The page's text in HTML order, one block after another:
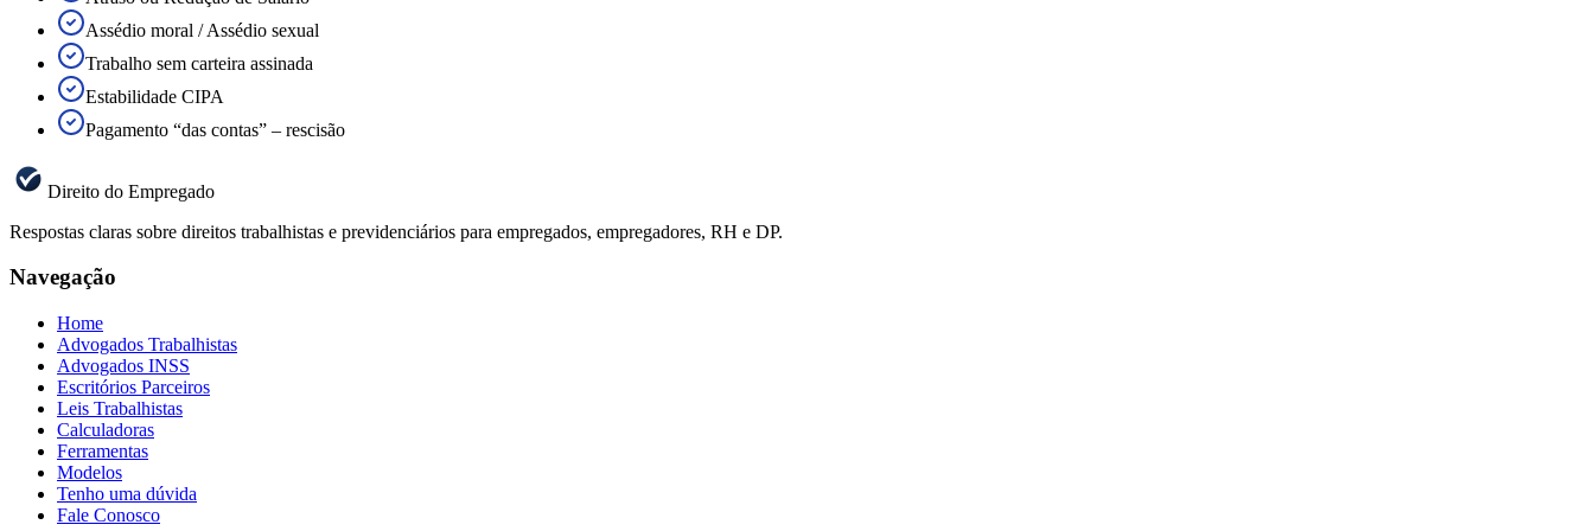
Assédio moral / Assédio sexual
Trabalho sem carteira assinada
Estabilidade CIPA
Pagamento “das contas” – rescisão
Direito do Empregado
Respostas claras sobre direitos trabalhistas e previdenciários para empregados, empregadores, RH e DP.
Navegação
Home
Advogados Trabalhistas
Advogados INSS
Escritórios Parceiros
Leis Trabalhistas
Calculadoras
Ferramentas
Modelos
Tenho uma dúvida
Fale Conosco